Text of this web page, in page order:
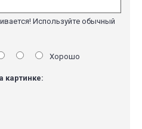
Используйте обычный
Хорошо
картинке: